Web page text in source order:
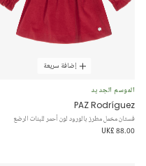
إضافة سريعة
الموسم الجديد
PAZ Rodríguez
فستان مخمل مطرز بالورود لون أحمر للبنات الرضع
UK£ 88.00